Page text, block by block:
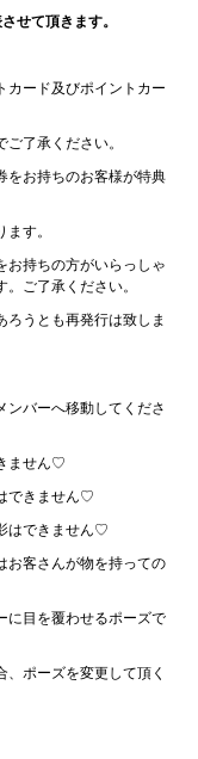
せて頂きます。
ード及びポイントカー
了承ください。
をお持ちのお客様が特典
す。
持ちの方がいらっしゃ
ご了承ください。
うとも再発行は致しま
バーへ移動してくださ
ません♡
できません♡
はできません♡
お客さんが物を持っての
に目を覆わせるポーズで
ポーズを変更して頂く